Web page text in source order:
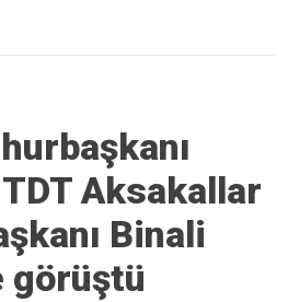
Aksakallar
Binali
görüştü